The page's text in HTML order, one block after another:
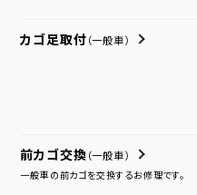
カゴ足取付 （一般車）
前カゴ交換 （一般車）
一般車の前カゴを交換するお修理です。